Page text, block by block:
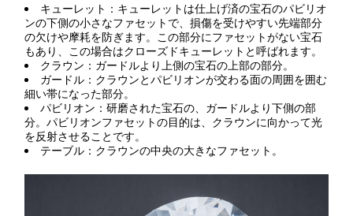
キューレット：キューレットは仕上げ済の宝石のパビリオ
ンの下側の小さなファセットで、損傷を受けやすい先端部分
の欠けや摩耗を防ぎます。この部分にファセットがない宝石
もあり、この場合はクローズドキューレットと呼ばれます。
クラウン：ガードルより上側の宝石の上部の部分。
ガードル：クラウンとパビリオンが交わる面の周囲を囲む
細い帯になった部分。
パビリオン：研磨された宝石の、ガードルより下側の部
分。パビリオンファセットの目的は、クラウンに向かって光
を反射させることです。
テーブル：クラウンの中央の大きなファセット。